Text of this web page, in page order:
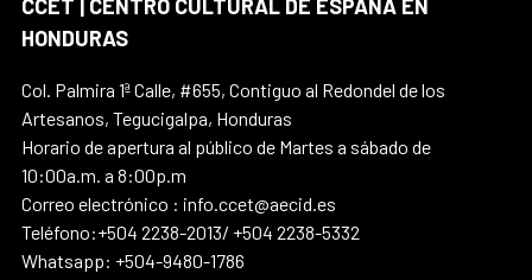
CCET | CENTRO CULTURAL DE ESPAÑA EN
HONDURAS
Col. Palmira 1ª Calle, #655, Contiguo al Redondel de los
Artesanos, Tegucigalpa, Honduras
Horario de apertura al público de Martes a sábado de
10:00a.m. a 8:00p.m
Correo electrónico : info.ccet@aecid.es
Teléfono:+504 2238-2013/ +504 2238-5332
Whatsapp: +504-9480-1786